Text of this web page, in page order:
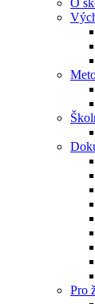
O
Pro